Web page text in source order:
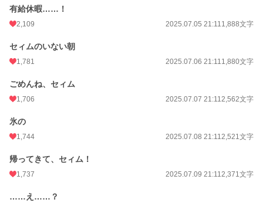
有給休暇……！
2,109 2025.07.05 21:111,888文字
セィムのいない朝
1,781 2025.07.06 21:111,880文字
ごめんね、セィム
1,706 2025.07.07 21:112,562文字
氷の
1,744 2025.07.08 21:112,521文字
帰ってきて、セィム！
1,737 2025.07.09 21:112,371文字
……え……？